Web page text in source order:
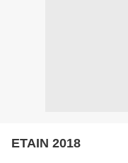
ETAIN 2018